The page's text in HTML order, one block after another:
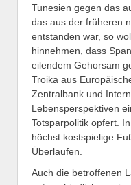
Tunesien gegen das
das aus der früheren
entstanden war, so
hinnehmen, dass
eilendem Gehorsam
Troika aus
Zentralbank und
Lebensperspektiven
Totsparpolitik opfert.
höchst kostspielige
Überlaufen.
Auch die betroffenen